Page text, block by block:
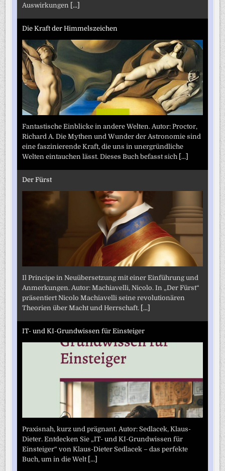
Auswirkungen [...]
Die Kraft der Himmelszeichen
Fantastische Einblicke in andere Welten. Autor: Proctor,
Richard A. Die Mythen und Wunder der Astronomie sind
eine faszinierende Kraft, die uns in unergründliche
Welten eintauchen lässt. Dieses Buch befasst sich [...]
Der Fürst
Il Principe in Neuübersetzung mit einer Einführung und
Anmerkungen. Autor: Machiavelli, Nicolo. In „Der Fürst“
präsentiert Nicolo Machiavelli seine revolutionären
Theorien über Macht und Herrschaft. [...]
IT- und KI-Grundwissen für Einsteiger
Praxisnah, kurz und prägnant. Autor: Sedlacek, Klaus-
Dieter. Entdecken Sie „IT- und KI-Grundwissen für
Einsteiger“ von Klaus-Dieter Sedlacek – das perfekte
Buch, um in die Welt [...]